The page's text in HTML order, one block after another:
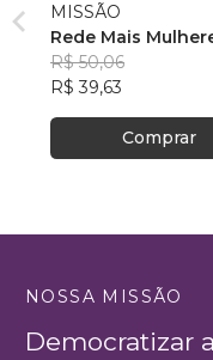
MISSÃO
Rede Mais
Empreendedoras
R$ 50,06
R$ 39,63
Comprar
NOSSA MISSÃO
Democratizar